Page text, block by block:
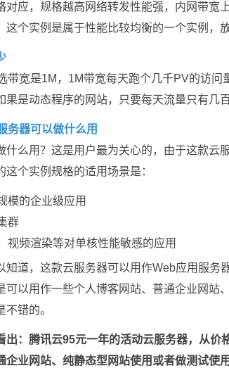
对应，规格越高网络转发性能强，内网带宽
这个实例是属于性能比较均衡的一个实例，
带宽是1M，1M带宽每天跑个几千PV的访问
果是动态程序的网站，只要每天流量只有几
务器可以做什么用
什么用？这是用户最为关心的，由于这款云
个实例规格的适用场景是：
模的企业级应用
群
视频渲染等对单核性能敏感的应用
知道，这款云服务器可以用作Web应用服务
可以用作一些个人博客网站、普通企业网站
错的。
出：腾讯云95元一年的活动云服务器，从价
企业网站、纯静态型网站使用或者做测试使